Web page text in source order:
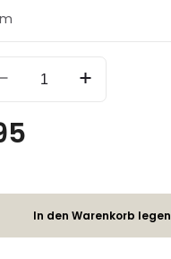
Verringere
Menge
für
Black
Stone
Erhöhe
Black
Stone
In den Warenkorb legen